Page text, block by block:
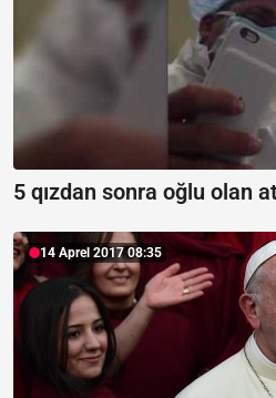
5 qızdan sonra oğlu olan
14 Aprel 2017 08:35